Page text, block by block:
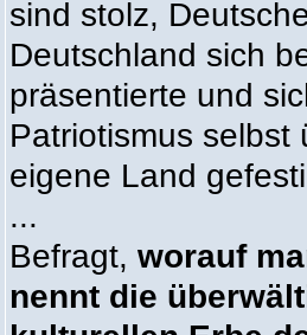
sind stolz,
Deutschland sich
präsentierte und
Patriotismus
eigene Land
...
Befragt, worauf
nennt die